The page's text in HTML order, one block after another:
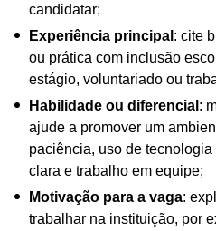
candidatar;
Experiência principal : cite
ou prática com inclusão
estágio, voluntariado ou
Habilidade ou diferencial :
ajude a promover um
paciência, uso de
clara e trabalho em equipe;
Motivação para a vaga:
trabalhar na instituição, por